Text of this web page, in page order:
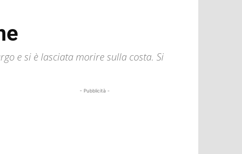
e si è lasciata morire sulla costa. Si
- Pubblicità -